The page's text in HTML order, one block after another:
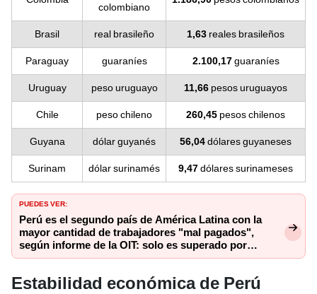
colombiano
Brasil real brasileño 1,63 reales brasileños
Paraguay guaraníes 2.100,17guaraníes
Uruguay peso uruguayo 11,66 pesos uruguayos
Chile peso chileno 260,45 pesos chilenos
Guyana dólar guyanés 56,04dólares guyaneses
Surinam dólar surinamés 9,47dólares surinameses
PUEDES VER:
Perú es el segundo país de América Latina con la
mayor cantidad de trabajadores "mal pagados",
según informe de la OIT: solo es superado por
Guatemala
Estabilidad económica de Perú